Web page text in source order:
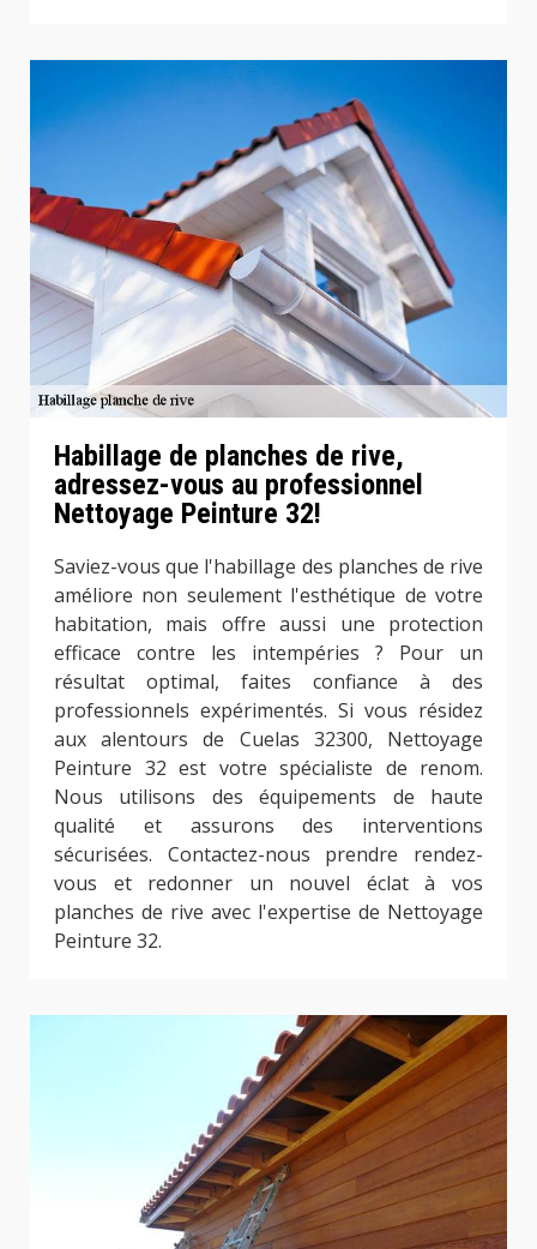
Habillage de planches de rive,
adressez-vous au professionnel
Nettoyage Peinture 32!
Saviez-vous que l'habillage des planches de rive
améliore non seulement l'esthétique de votre
habitation, mais offre aussi une protection
efficace contre les intempéries ? Pour un
résultat optimal, faites confiance à des
professionnels expérimentés. Si vous résidez
aux alentours de Cuelas 32300, Nettoyage
Peinture 32 est votre spécialiste de renom.
Nous utilisons des équipements de haute
qualité et assurons des interventions
sécurisées. Contactez-nous prendre rendez-
vous et redonner un nouvel éclat à vos
planches de rive avec l'expertise de Nettoyage
Peinture 32.